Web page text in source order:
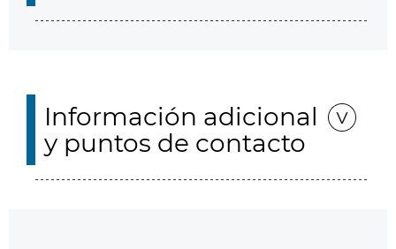
Información adicional
y puntos de contacto